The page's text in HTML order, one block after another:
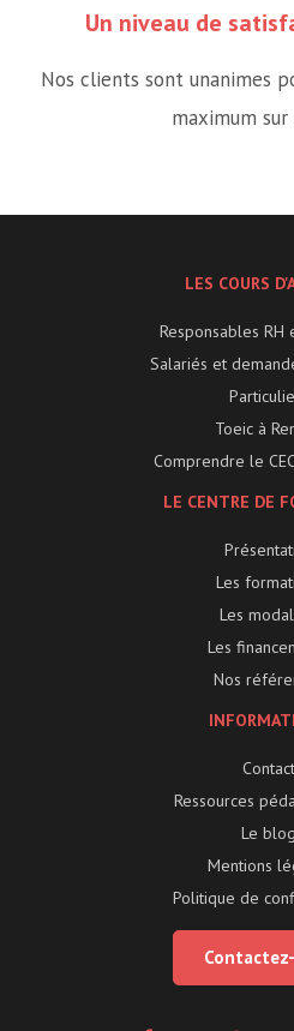
Un niveau de
Nos clients sont unanimes
maximum sur
LES COURS
Responsables RH
Salariés et
Toeic à
Comprendre le
LE CENTRE DE
Les
Les
Les
Nos
Contact
Ressources
Le blog
Mentions
Politique de